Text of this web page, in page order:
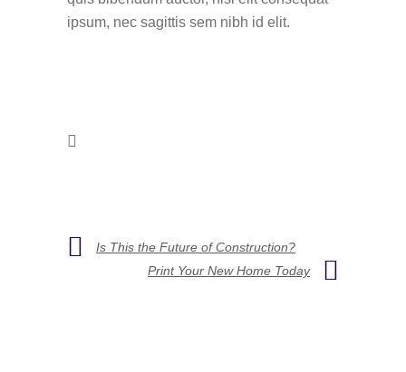
ipsum, nec sagittis sem nibh id elit.
Is This the Future of Construction?
Print Your New Home Today